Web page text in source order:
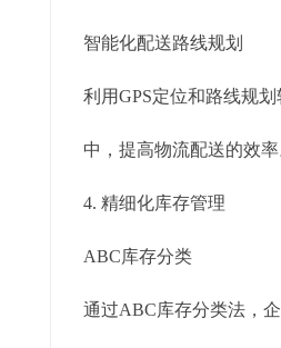
智能化配送路线规划
利用GPS定位和路线规
中，提高物流配送的效
4. 精细化库存管理
ABC库存分类
通过ABC库存分类法，